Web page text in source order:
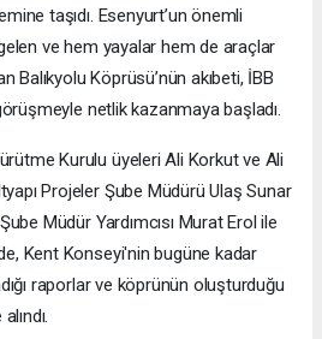
taşıdı. Esenyurt’un önemli
ve hem yayalar hem de araçlar
Balıkyolu Köprüsü’nün akıbeti, İBB
netlik kazanmaya başladı.
Kurulu üyeleri Ali Korkut ve Ali
Projeler Şube Müdürü Ulaş Sunar
Müdür Yardımcısı Murat Erol ile
Kent Konseyi'nin bugüne kadar
raporlar ve köprünün oluşturduğu